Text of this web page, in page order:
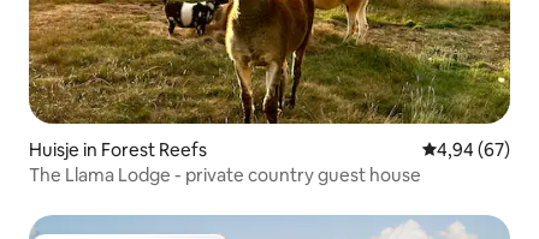
Huisje in Forest Reefs Gemiddelde
4,94 (67)
The Llama Lodge - private country guest house